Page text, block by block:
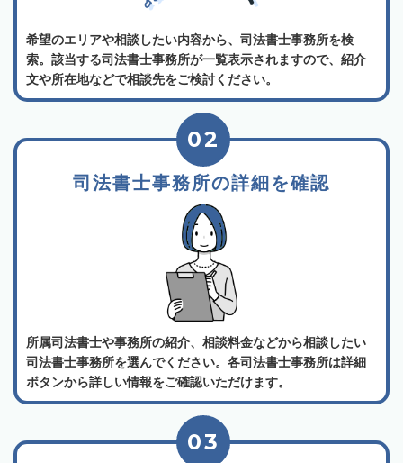
希望のエリアや相談したい内容から、司法書士事務所を検
索。該当する司法書士事務所が一覧表示されますので、紹介
文や所在地などで相談先をご検討ください。
司法書士事務所の詳細を確認
02
所属司法書士や事務所の紹介、相談料金などから相談したい
司法書士事務所を選んでください。各司法書士事務所は詳細
ボタンから詳しい情報をご確認いただけます。
03